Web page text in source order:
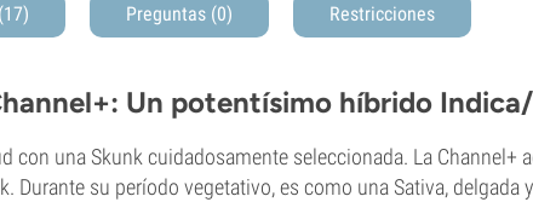
Preguntas (0) Restricciones
Un potentísimo híbrido
con una Skunk cuidadosamente seleccionada. La Channel+
Durante su período vegetativo, es como una Sativa, delgada